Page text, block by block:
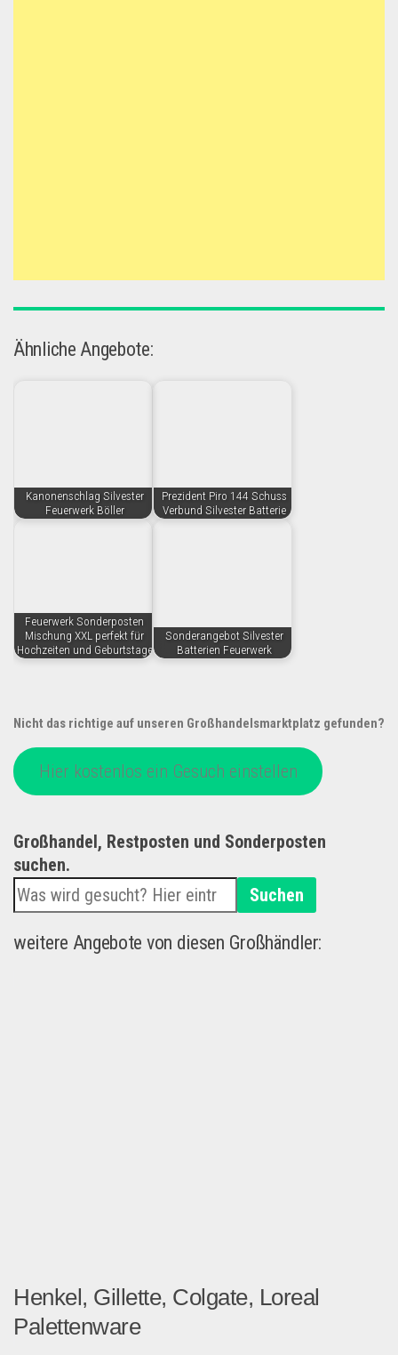
Ähnliche Angebote:
Kanonenschlag Silvester
Feuerwerk Böller
Prezident Piro 144 Schuss
Verbund Silvester Batterie
Feuerwerk Sonderposten
Mischung XXL perfekt für
Hochzeiten und Geburtstage
Sonderangebot Silvester
Batterien Feuerwerk
Nicht das richtige auf unseren Großhandelsmarktplatz gefunden?
Hier kostenlos ein Gesuch einstellen
Großhandel, Restposten und Sonderposten
suchen.
Suchen
weitere Angebote von diesen Großhändler:
Henkel, Gillette, Colgate, Loreal
Palettenware